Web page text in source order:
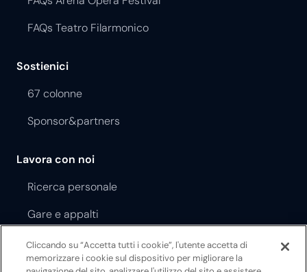
FAQs Teatro Filarmonico
Sostienici
67 colonne
Sponsor&partners
Lavora con noi
Ricerca personale
Gare e appalti
Regolamento Opera Festival
Cliccando su “Accetta tutti i cookie”, l'utente accetta di
memorizzare i cookie sul dispositivo per migliorare la